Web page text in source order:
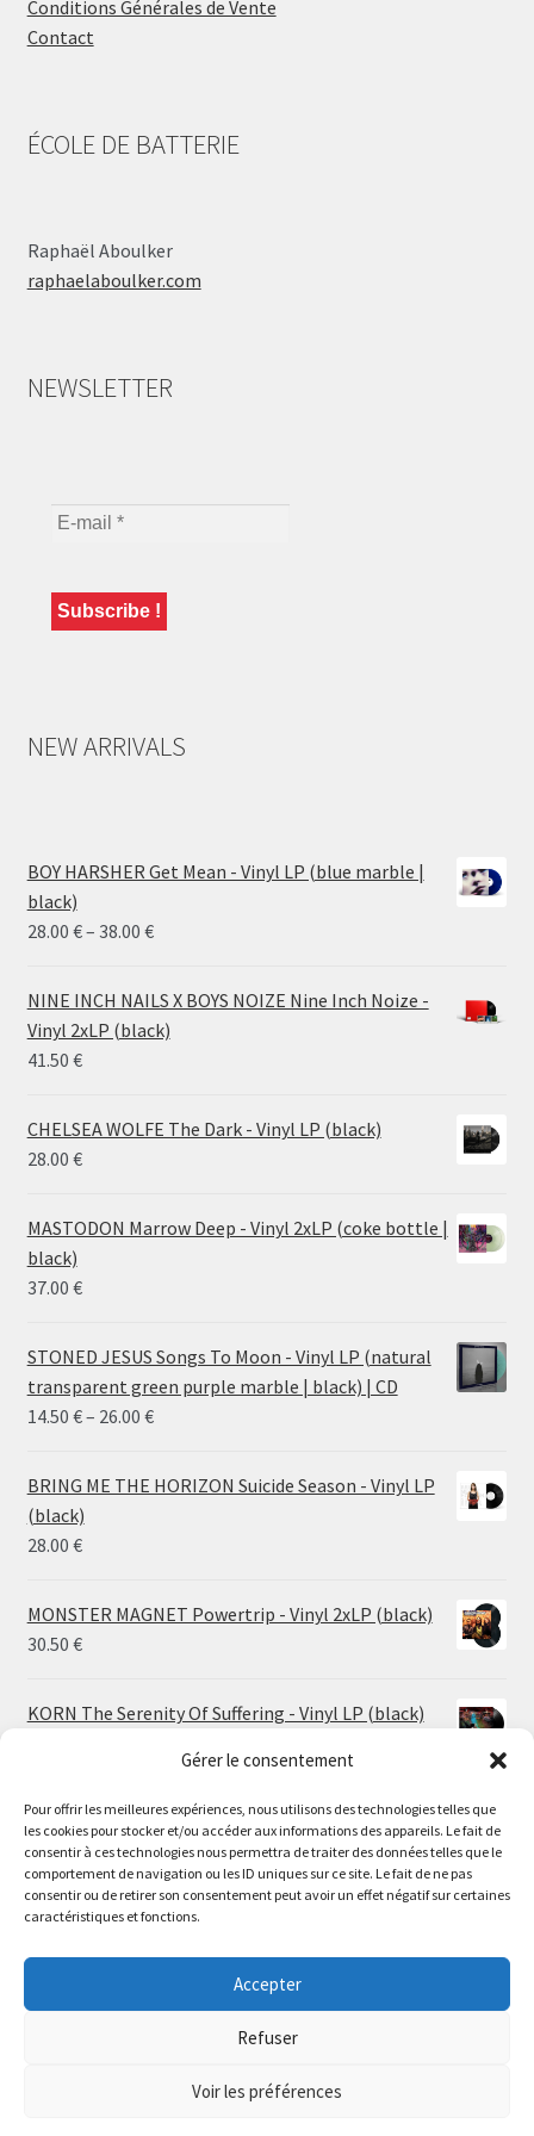
Gérer le consentement
Pour offrir les meilleures expériences, nous utilisons des technologies telles que
les cookies pour stocker et/ou accéder aux informations des appareils. Le fait de
consentir à ces technologies nous permettra de traiter des données telles que le
comportement de navigation ou les ID uniques sur ce site. Le fait de ne pas
consentir ou de retirer son consentement peut avoir un effet négatif sur certaines
caractéristiques et fonctions.
Accepter
Refuser
Voir les préférences
Le magasin de Lyon sera fermé du 30 juillet au 17 août
inclus. Les commandes seront expédiées à partir du 18
The physical record shop will be closed from july 30th to
august 17th included. Online orders will start shipping on
august 18th.
Conditions Générales de Vente
Contact
ÉCOLE DE BATTERIE
Raphaël Aboulker
raphaelaboulker.com
NEWSLETTER
NEW ARRIVALS
BOY HARSHER Get Mean - Vinyl LP (blue marble |
black)
28.00 €– 38.00 €Price
28.00 €
through
NINE INCH NAILS X BOYS NOIZE Nine Inch Noize -
Vinyl 2xLP (black)
41.50 €
CHELSEA WOLFE The Dark - Vinyl LP (black)
28.00 €
MASTODON Marrow Deep - Vinyl 2xLP (coke bottle |
black)
37.00 €
STONED JESUS Songs To Moon - Vinyl LP (natural
transparent green purple marble | black) | CD
14.50 €– 26.00 €Price
14.50 €
BRING ME THE HORIZON Suicide Season - Vinyl LP
(black)
28.00 €
MONSTER MAGNET Powertrip - Vinyl 2xLP (black)
30.50 €
KORN The Serenity Of Suffering - Vinyl LP (black)
HO99O9 Tomorrow We Escape - Vinyl LP (picture
disc)
25.00€
through